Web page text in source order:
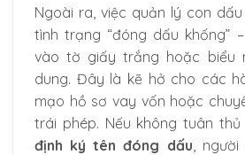
Ngoài ra, việc quản lý con
tình trạng “đóng dấu khống”
vào tờ giấy trắng hoặc biểu
dung. Đây là kẽ hở cho các
mạo hồ sơ vay vốn hoặc
trái phép. Nếu không tuân thủ
định ký tên đóng dấu ,